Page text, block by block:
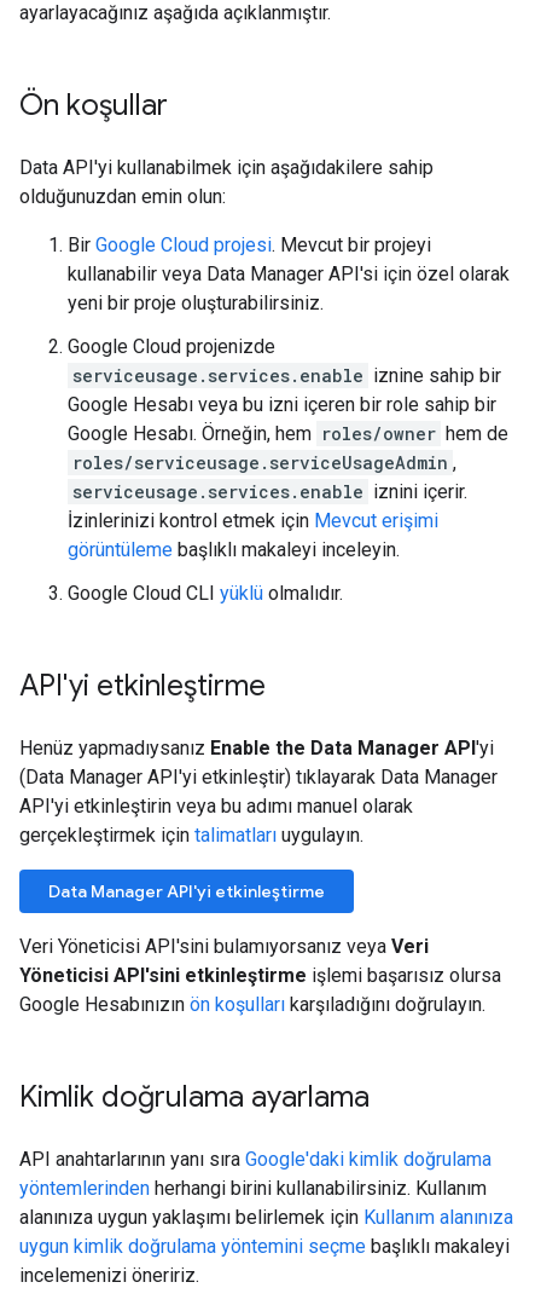
ayarlayacağınız aşağıda açıklanmıştır.
Ön koşullar
Data API'yi kullanabilmek için aşağıdakilere sahip
olduğunuzdan emin olun:
Bir Google Cloud projesi. Mevcut bir projeyi
kullanabilir veya Data Manager API'si için özel olarak
yeni bir proje oluşturabilirsiniz.
Google Cloud projenizde
serviceusage.services.enable iznine sahip bir
Google Hesabı veya bu izni içeren bir role sahip bir
Google Hesabı. Örneğin, hem roles/owner hem de
roles/serviceusage.serviceUsageAdmin ,
serviceusage.services.enable iznini içerir.
İzinlerinizi kontrol etmek için Mevcut erişimi
görüntüleme başlıklı makaleyi inceleyin.
Google Cloud CLI yüklü olmalıdır.
API'yi etkinleştirme
Henüz yapmadıysanız Enable the Data Manager API'yi
(Data Manager API'yi etkinleştir) tıklayarak Data Manager
API'yi etkinleştirin veya bu adımı manuel olarak
gerçekleştirmek için talimatları uygulayın.
Data Manager API'yi etkinleştirme
Veri Yöneticisi API'sini bulamıyorsanız veya Veri
Yöneticisi API'sini etkinleştirme işlemi başarısız olursa
Google Hesabınızın ön koşulları karşıladığını doğrulayın.
Kimlik doğrulama ayarlama
API anahtarlarının yanı sıra Google'daki kimlik doğrulama
yöntemlerinden herhangi birini kullanabilirsiniz. Kullanım
alanınıza uygun yaklaşımı belirlemek için Kullanım alanınıza
uygun kimlik doğrulama yöntemini seçme başlıklı makaleyi
incelemenizi öneririz.